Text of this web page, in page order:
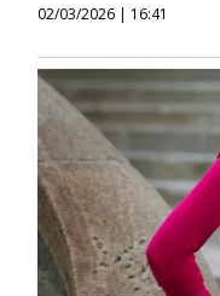
02/03/2026 | 16:41